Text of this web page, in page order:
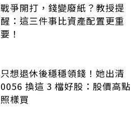
戰爭開打，錢變廢紙？教授提
醒：這三件事比資產配置更重
要！
只想退休後穩穩領錢！她出清
0056 換這 3 檔好股：股價高點
照樣買